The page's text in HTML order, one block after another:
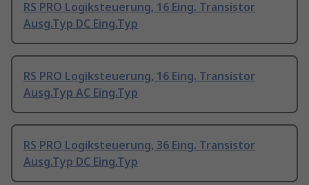
RS PRO Logiksteuerung, 16 Eing. Transistor
Ausg.Typ DC Eing.Typ
RS PRO Logiksteuerung, 16 Eing. Transistor
Ausg.Typ AC Eing.Typ
RS PRO Logiksteuerung, 36 Eing. Transistor
Ausg.Typ DC Eing.Typ